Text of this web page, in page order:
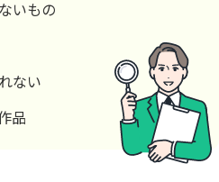
いもの
ない
品